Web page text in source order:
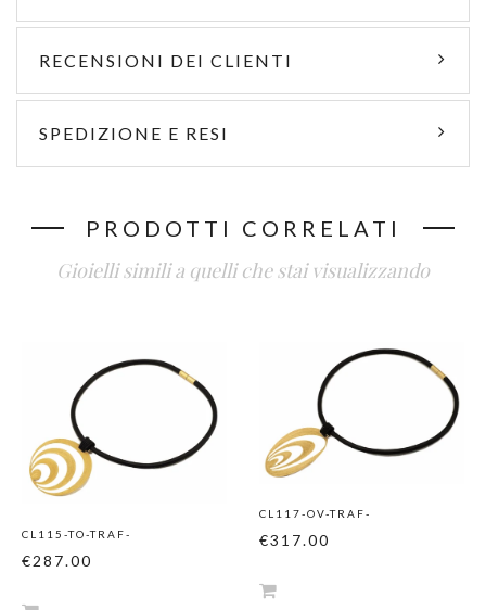
RECENSIONI DEI CLIENTI
SPEDIZIONE E RESI
PRODOTTI CORRELATI
Gioielli simili a quelli che stai visualizzando
CL115-TO-TRAF-
€287.00
CL117-OV-TRAF-
€317.00